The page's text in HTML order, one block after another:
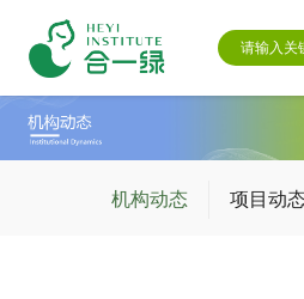
机构动态 项目动